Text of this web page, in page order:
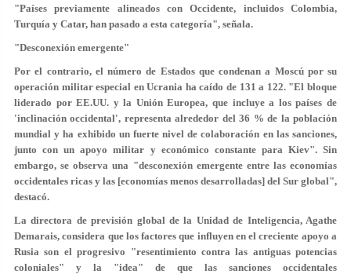
"Países previamente alineados con Occidente, incluidos Colombia,
Turquía y Catar, han pasado a esta categoría", señala.
"Desconexión emergente"
Por el contrario, el número de Estados que condenan a Moscú por su
operación militar especial en Ucrania ha caído de 131 a 122. "El bloque
liderado por EE.UU. y la Unión Europea, que incluye a los países de
'inclinación occidental', representa alrededor del 36 % de la población
mundial y ha exhibido un fuerte nivel de colaboración en las sanciones,
junto con un apoyo militar y económico constante para Kiev". Sin
embargo, se observa una "desconexión emergente entre las economías
occidentales ricas y las [economías menos desarrolladas] del Sur global",
destacó.
La directora de previsión global de la Unidad de Inteligencia, Agathe
Demarais, considera que los factores que influyen en el creciente apoyo a
Rusia son el progresivo "resentimiento contra las antiguas potencias
coloniales" y la "idea" de que las sanciones occidentales